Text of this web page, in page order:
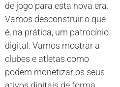
de jogo para esta nova era.
Vamos desconstruir o que
é, na prática, um patrocínio
digital. Vamos mostrar a
clubes e atletas como
podem monetizar os seus